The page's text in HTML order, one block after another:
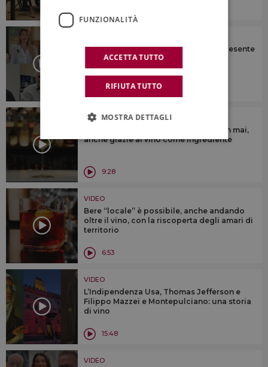
Vini no-low: per alcuni un pezzo di presente
e futuro del vino, per altri meno ...
12:42
VIDEO
La mixology italiana cresce come non mai,
anche grazie al vino come ingrediente
9:28
VIDEO
Bere “locale” è possibile, anche andando
oltre il vino, con la riscoperta degli amari di
territorio
6:53
VIDEO
L’Indipendenza Usa, Thomas Jefferson e
Filippo Mazzei e Montepulciano: una storia
di vino
15:48
VIDEO
FUNZIONALITÀ
ACCETTA TUTTO
RIFIUTA TUTTO
MOSTRA DETTAGLI